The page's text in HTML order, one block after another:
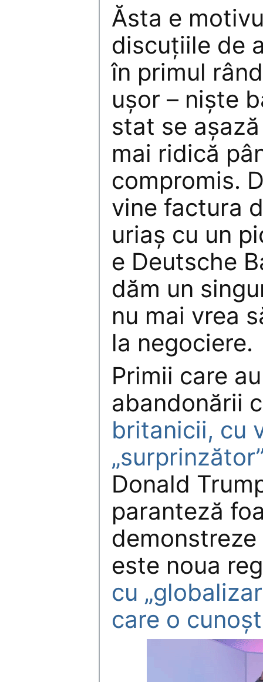
Ăsta e
discuțiile de
în primul
ușor – niște
stat se
mai ridică
compromis.
vine factura
uriaș cu un
e Deutsche
dăm un
nu mai vrea
la negociere.
Primii care
abandonării
britanicii, cu
„surprinzător”
Donald
paranteză
este noua
cu
care o